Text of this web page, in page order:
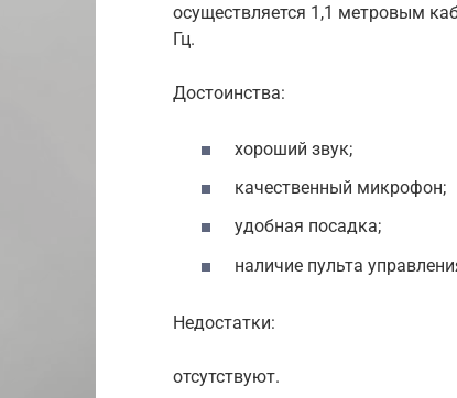
осуществляется 1,1 метровым
Гц.
Достоинства:
хороший звук;
качественный микрофон;
удобная посадка;
наличие пульта
Недостатки:
отсутствуют.